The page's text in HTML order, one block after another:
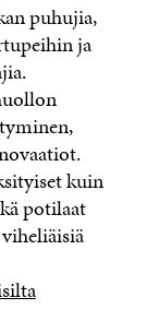
puhujia,
ja
kuin
potilaat